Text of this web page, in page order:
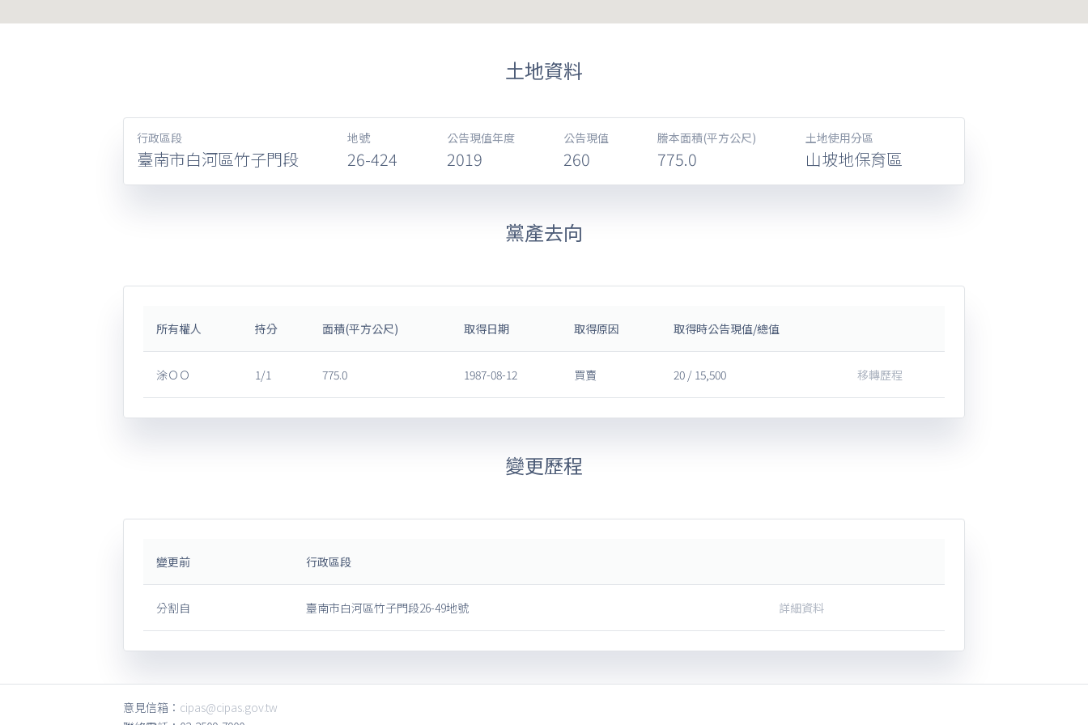
土地資料
行政區段
臺南市白河區竹子門段
地號
26-424
公告現值年度
2019
公告現值
260
謄本面積(平方公尺)
775.0
土地使用分區
山坡地保育區
黨產去向
所有權人 持分 面積(平方公尺) 取得日期 取得原因 取得時公告現值/總值
涂ＯＯ 1/1 775.0 1987-08-12 買賣 20 / 15,500 移轉歷程
變更歷程
變更前 行政區段
分割自 臺南市白河區竹子門段26-49地號 詳細資料
意見信箱： cipas@cipas.gov.tw